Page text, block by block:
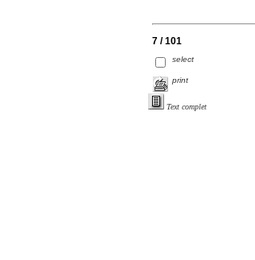
7 / 101
select
print
Text complet